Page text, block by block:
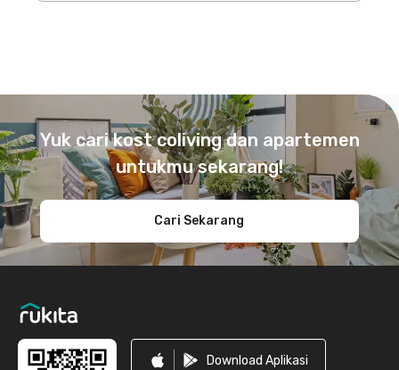
Yuk cari kost coliving dan apartemen
untukmu sekarang!
Cari Sekarang
Download Aplikasi